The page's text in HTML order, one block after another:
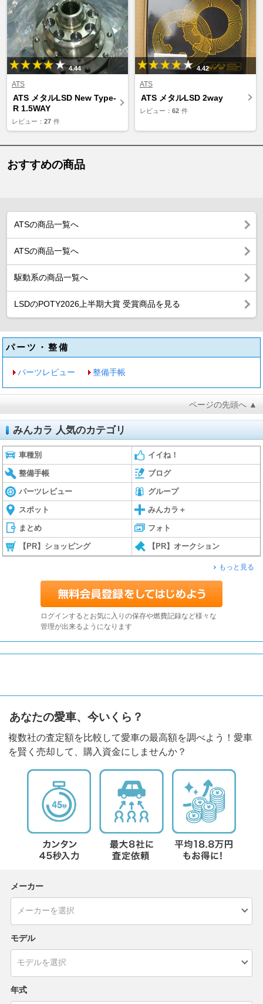
4.44
ATS
ATS メタルLSD New Type-
R 1.5WAY
レビュー： 27 件
4.42
ATS
ATS メタルLSD 2way
レビュー： 62 件
おすすめの商品
ATSの商品一覧へ
ATSの商品一覧へ
駆動系の商品一覧へ
LSDのPOTY2026上半期大賞 受賞商品を見る
パーツ・整備
パーツレビュー 整備手帳
ページの先頭へ ▲
みんカラ 人気のカテゴリ
車種別 イイね！
整備手帳 ブログ
パーツレビュー グループ
スポット みんカラ＋
まとめ フォト
【PR】ショッピング 【PR】オークション
もっと見る
ログインするとお気に入りの保存や燃費記録など様々な
管理が出来るようになります
あなたの愛車、今いくら？
複数社の査定額を比較して愛車の最高額を調べよう！愛車
を賢く売却して、購入資金にしませんか？
メーカー
モデル
年式